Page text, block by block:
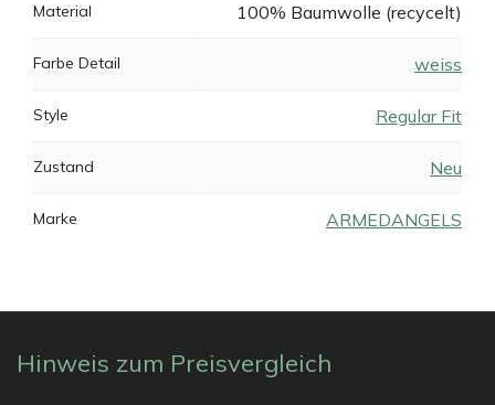
Material 100% Baumwolle (recycelt)
Farbe Detail weiss
Style Regular Fit
Zustand Neu
Marke ARMEDANGELS
Hinweis zum Preisvergleich